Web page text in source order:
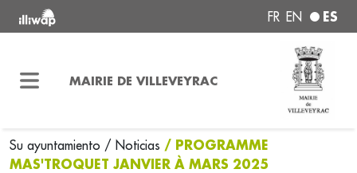
FR EN ES
MAIRIE DE VILLEVEYRAC
Su ayuntamiento / Noticias / PROGRAMME
MAS'TROQUET JANVIER À MARS 2025